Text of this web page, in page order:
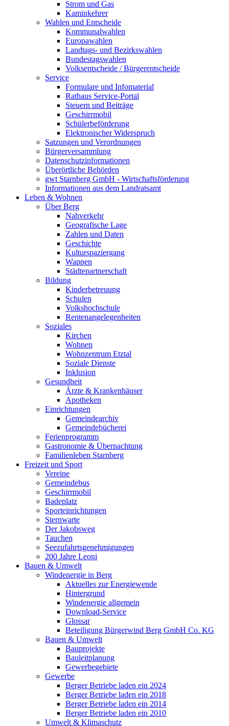
Strom und Gas
Kaminkehrer
Wahlen und Entscheide
Kommunalwahlen
Europawahlen
Landtags- und Bezirkswahlen
Bundestagswahlen
Volksentscheide / Bürgerentscheide
Service
Formulare und Infomaterial
Rathaus Service-Portal
Steuern und Beiträge
Geschirrmobil
Schülerbeförderung
Elektronischer Widerspruch
Satzungen und Verordnungen
Bürgerversammlung
Datenschutzinformationen
Überörtliche Behörden
gwt Starnberg GmbH - Wirtschaftsförderung
Informationen aus dem Landratsamt
Leben & Wohnen
Über Berg
Nahverkehr
Geografische Lage
Zahlen und Daten
Geschichte
Kulturspaziergang
Wappen
Städtepartnerschaft
Bildung
Kinderbetreuung
Schulen
Volkshochschule
Rentenangelegenheiten
Soziales
Kirchen
Wohnen
Wohnzentrum Etztal
Soziale Dienste
Inklusion
Gesundheit
Ärzte & Krankenhäuser
Apotheken
Einrichtungen
Gemeindearchiv
Gemeindebücherei
Ferienprogramm
Gastronomie & Übernachtung
Familienleben Starnberg
Freizeit und Sport
Vereine
Gemeindebus
Geschirrmobil
Badeplatz
Sporteinrichtungen
Sternwarte
Der Jakobsweg
Tauchen
Seezufahrtsgenehmigungen
200 Jahre Leoni
Bauen & Umwelt
Windenergie in Berg
Aktuelles zur Energiewende
Hintergrund
Windenergie allgemein
Download-Service
Glossar
Beteiligung Bürgerwind Berg GmbH Co. KG
Bauen & Umwelt
Bauprojekte
Bauleitplanung
Gewerbegebiete
Gewerbe
Berger Betriebe laden ein 2024
Berger Betriebe laden ein 2018
Berger Betriebe laden ein 2014
Berger Betriebe laden ein 2010
Umwelt & Klimaschutz